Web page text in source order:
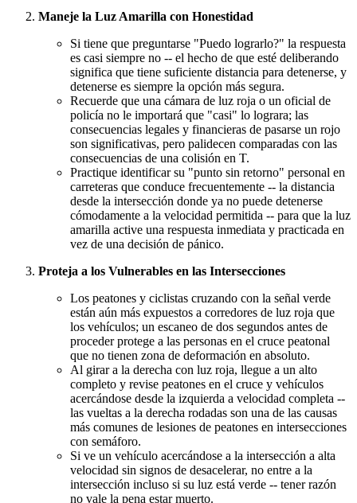
Maneje la Luz Amarilla con Honestidad
Si tiene que preguntarse "Puedo lograrlo?" la respuesta
es casi siempre no -- el hecho de que esté deliberando
significa que tiene suficiente distancia para detenerse, y
detenerse es siempre la opción más segura.
Recuerde que una cámara de luz roja o un oficial de
policía no le importará que "casi" lo lograra; las
consecuencias legales y financieras de pasarse un rojo
son significativas, pero palidecen comparadas con las
consecuencias de una colisión en T.
Practique identificar su "punto sin retorno" personal en
carreteras que conduce frecuentemente -- la distancia
desde la intersección donde ya no puede detenerse
cómodamente a la velocidad permitida -- para que la luz
amarilla active una respuesta inmediata y practicada en
vez de una decisión de pánico.
Proteja a los Vulnerables en las Intersecciones
Los peatones y ciclistas cruzando con la señal verde
están aún más expuestos a corredores de luz roja que
los vehículos; un escaneo de dos segundos antes de
proceder protege a las personas en el cruce peatonal
que no tienen zona de deformación en absoluto.
Al girar a la derecha con luz roja, llegue a un alto
completo y revise peatones en el cruce y vehículos
acercándose desde la izquierda a velocidad completa --
las vueltas a la derecha rodadas son una de las causas
más comunes de lesiones de peatones en intersecciones
con semáforo.
Si ve un vehículo acercándose a la intersección a alta
velocidad sin signos de desacelerar, no entre a la
intersección incluso si su luz está verde -- tener razón
no vale la pena estar muerto.